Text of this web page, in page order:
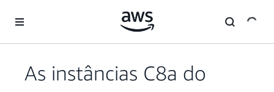
Pular para o conteúdo principal
As instâncias C8a do